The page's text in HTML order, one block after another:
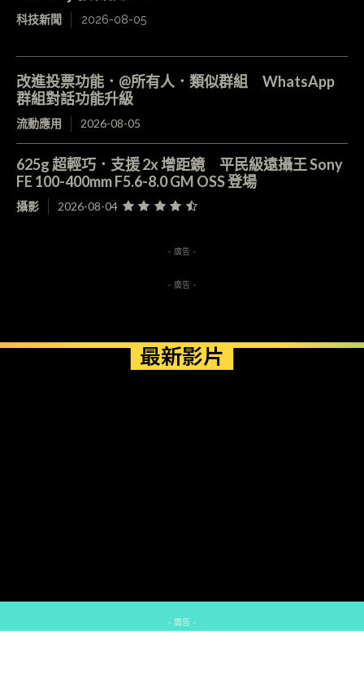
科技新聞 2026-08-05
改進投票功能．@所有人．類似群組 WhatsApp
群組對話功能升級
流動應用 2026-08-05
625g 超輕巧．支援 2x 增距鏡 平民級遠攝王 Sony
FE 100-400mm F5.6-8.0 GM OSS 登場
攝影 2026-08-04
- 廣告 -
- 廣告 -
最新影片
- 廣告 -